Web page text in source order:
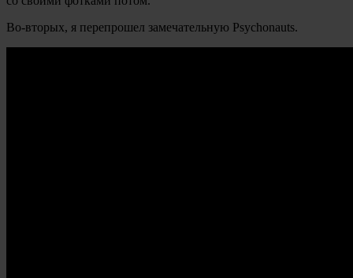
Во-вторых, я перепрошел замечательную Psychonauts.